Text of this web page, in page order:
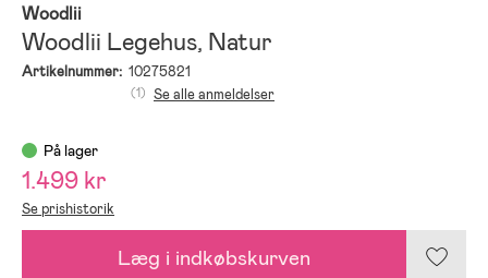
Woodlii
Woodlii Legehus, Natur
Artikelnummer: 10275821
(1) Se alle anmeldelser
På lager
1.499 kr
Se prishistorik
Læg i indkøbskurven